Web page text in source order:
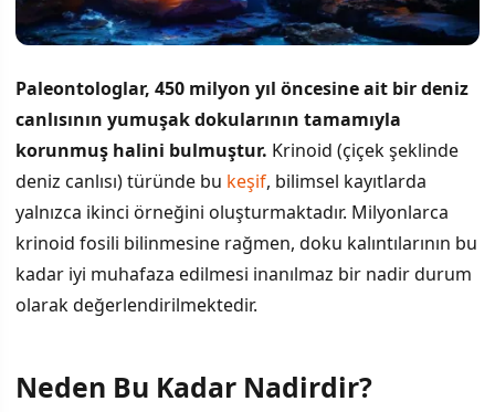
Paleontologlar, 450 milyon yıl öncesine ait bir deniz
canlısının yumuşak dokularının tamamıyla
korunmuş halini bulmuştur. Krinoid (çiçek şeklinde
deniz canlısı) türünde bu keşif, bilimsel kayıtlarda
yalnızca ikinci örneğini oluşturmaktadır. Milyonlarca
krinoid fosili bilinmesine rağmen, doku kalıntılarının bu
kadar iyi muhafaza edilmesi inanılmaz bir nadir durum
olarak değerlendirilmektedir.
İÇINDEKILER
Neden Bu Kadar Nadirdir?